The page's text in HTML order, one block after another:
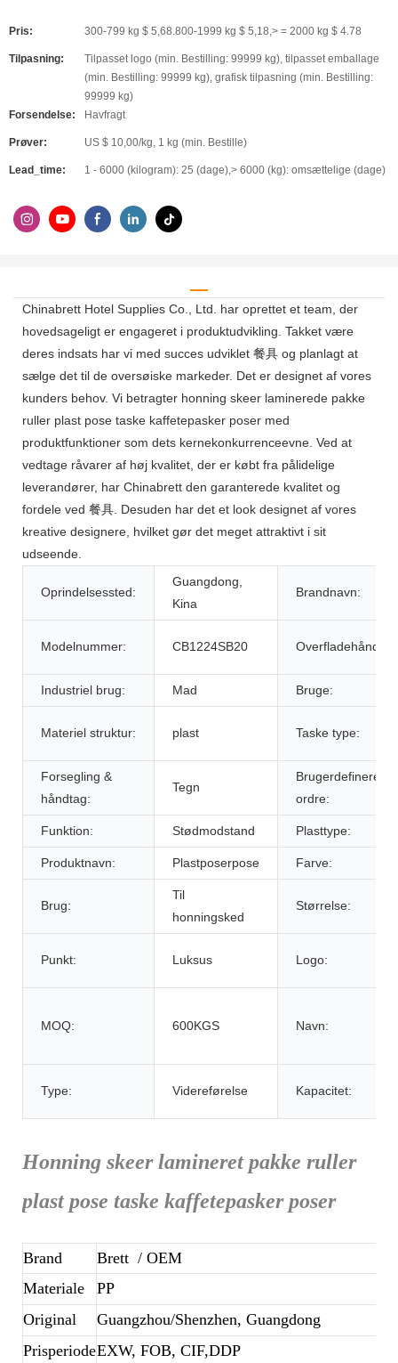
Pris: 300-799 kg $ 5,68.800-1999 kg $ 5,18,> = 2000 kg $ 4.78
Tilpasning:
Tilpasset logo (min. Bestilling: 99999 kg), tilpasset emballage
(min. Bestilling: 99999 kg), grafisk tilpasning (min. Bestilling:
99999 kg)
Forsendelse:
Havfragt
Prøver: US $ 10,00/kg, 1 kg (min. Bestille)
Lead_time: 1 - 6000 (kilogram): 25 (dage),> 6000 (kg): omsættelige (dage)
Chinabrett Hotel Supplies Co., Ltd. har oprettet et team, der
hovedsageligt er engageret i produktudvikling. Takket være
deres indsats har vi med succes udviklet 餐具 og planlagt at
sælge det til de oversøiske markeder. Det er designet af vores
kunders behov. Vi betragter honning skeer laminerede pakke
ruller plast pose taske kaffetepasker poser med
produktfunktioner som dets kernekonkurrenceevne. Ved at
vedtage råvarer af høj kvalitet, der er købt fra pålidelige
leverandører, har Chinabrett den garanterede kvalitet og
fordele ved 餐具. Desuden har det et look designet af vores
kreative designere, hvilket gør det meget attraktivt i sit
udseende.
Oprindelsessted:
Guangdong,
Kina
Brandnavn:
Modelnummer: CB1224SB20
Industriel brug: Mad Bruge:
Materiel struktur: plast Taske type:
Forsegling &
håndtag:
Tegn
Brugerdefineret
ordre:
Funktion: Stødmodstand Plasttype:
Produktnavn: Plastposerpose Farve:
Brug:
Til
honningsked
Størrelse:
Punkt: Luksus Logo:
MOQ: 600KGS Navn:
Type: Videreførelse Kapacitet:
Honning skeer lamineret pakke ruller
plast pose taske kaffetepasker poser
Brand Brett / OEM
Materiale
PP
Original
Guangzhou/Shenzhen, Guangdong
PrisperiodeEXW, FOB, CIF,DDP